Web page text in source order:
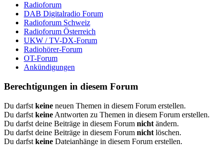
Radioforum
DAB Digitalradio Forum
Radioforum Schweiz
Radioforum Österreich
UKW / TV-DX-Forum
Radiohörer-Forum
OT-Forum
Ankündigungen
Berechtigungen in diesem Forum
Du darfst keine neuen Themen in diesem Forum erstellen.
Du darfst keine Antworten zu Themen in diesem Forum erstellen.
Du darfst deine Beiträge in diesem Forum nicht ändern.
Du darfst deine Beiträge in diesem Forum nicht löschen.
Du darfst keine Dateianhänge in diesem Forum erstellen.